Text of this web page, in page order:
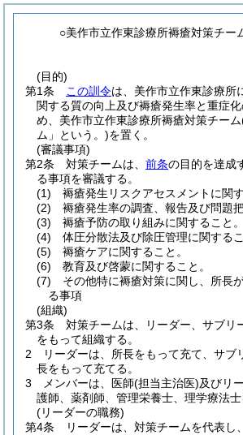
○美作市立作東診療所褥瘡対策チー
(目的)
第1条
この訓令は、美作市立作東診療所
関する質の向上及び褥瘡発生率と重症
め、美作市立作東診療所褥瘡対策チーム
ム」という。)を置く。
(審議事項)
第2条
対策チームは、 前条の目的を達成
る事項を審議する。
(1)
褥瘡発生リスクアセスメントに関す
(2)
褥瘡発生率の調査、報告及び問題
(3)
褥瘡予防の取り組みに関すること。
(4)
体圧分散法及び除圧管理に関するこ
(5)
褥瘡ケアに関すること。
(6)
教育及び啓蒙に関すること。
(7)
その他特に褥瘡対策に関し、所長
る事項
(組織)
第3条
対策チームは、リーダー、サブリ
をもって組織する。
2
リーダーは、所長をもって充て、サブ
長をもって充てる。
3
メンバーは、医師(担当主治医)及びリ
護師、薬剤師、管理栄養士、理学療法士
(リーダーの職務)
第4条
リーダーは、対策チームを代表し